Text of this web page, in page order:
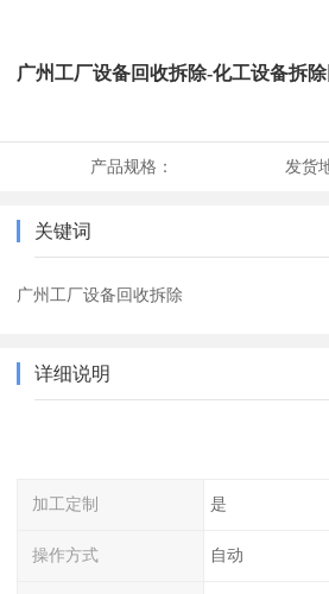
广州工厂设备回收拆除-化工设备拆
产品规格： 发货
关键词
广州工厂设备回收拆除
详细说明
加工定制 是
操作方式 自动